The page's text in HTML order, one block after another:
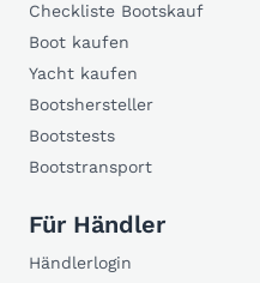
Checkliste Bootskauf
Boot kaufen
Yacht kaufen
Bootshersteller
Bootstests
Bootstransport
Für Händler
Händlerlogin